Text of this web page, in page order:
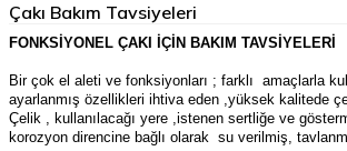
Çakı Bakım Tavsiyeleri
FONKSİYONEL ÇAKI İÇİN BAKIM TAVSİYELERİ
Bir çok el aleti ve fonksiyonları ; farklı amaçlarla
ayarlanmış özellikleri ihtiva eden ,yüksek kalitede
Çelik , kullanılacağı yere ,istenen sertliğe ve
korozyon direncine bağlı olarak su verilmiş,